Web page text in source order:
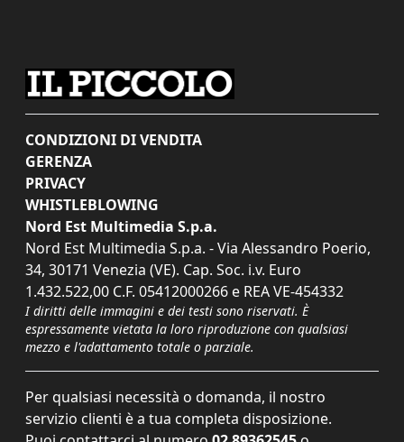
CONDIZIONI DI VENDITA
GERENZA
PRIVACY
WHISTLEBLOWING
Nord Est Multimedia S.p.a.
Nord Est Multimedia S.p.a. - Via Alessandro Poerio,
34, 30171 Venezia (VE). Cap. Soc. i.v. Euro
1.432.522,00 C.F. 05412000266 e REA VE-454332
I diritti delle immagini e dei testi sono riservati. È
espressamente vietata la loro riproduzione con qualsiasi
mezzo e l'adattamento totale o parziale.
Per qualsiasi necessità o domanda, il nostro
servizio clienti è a tua completa disposizione.